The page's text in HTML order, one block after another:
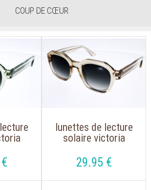
COUP DE CŒUR
€
lunettes de lecture
solaire victoria
translucide
29.95 €